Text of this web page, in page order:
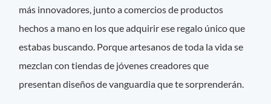
más innovadores, junto a comercios de productos
hechos a mano en los que adquirir ese regalo único que
estabas buscando. Porque artesanos de toda la vida se
mezclan con tiendas de jóvenes creadores que
presentan diseños de vanguardia que te sorprenderán.